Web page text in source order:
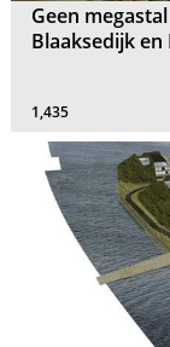
Geen
Blaaksedijk
1,435